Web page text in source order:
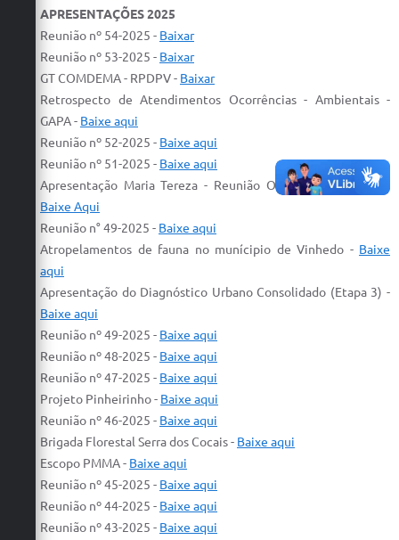
Acesso à Informação
Contratos
Associação dos Servidores Públicos Municipais de
Vinhedo
Audiências Públicas
Carta de Serviços
Arquivos para Download
Galeria de Vídeos
Contas Públicas
Legislação
Links Úteis
Serviços Online
APRESENTAÇÕES 2025
Reunião nº 54-2025 - Baixar
Reunião nº 53-2025 - Baixar
GT COMDEMA - RPDPV - Baixar
Retrospecto de Atendimentos Ocorrências - Ambientais -
GAPA - Baixe aqui
Reunião nº 52-2025 - Baixe aqui
Reunião nº 51-2025 - Baixe aqui
Apresentação Maria Tereza - Reunião Ordinária Setembro
Baixe Aqui
Reunião n° 49-2025 - Baixe aqui
Atropelamentos de fauna no munícipio de Vinhedo - Baixe
aqui
Apresentação do Diagnóstico Urbano Consolidado (Etapa 3) -
Baixe aqui
Reunião nº 49-2025 - Baixe aqui
Reunião nº 48-2025 - Baixe aqui
Reunião nº 47-2025 - Baixe aqui
Projeto Pinheirinho - Baixe aqui
Reunião nº 46-2025 - Baixe aqui
Brigada Florestal Serra dos Cocais - Baixe aqui
Escopo PMMA - Baixe aqui
Reunião nº 45-2025 - Baixe aqui
Reunião nº 44-2025 - Baixe aqui
Reunião nº 43-2025 - Baixe aqui